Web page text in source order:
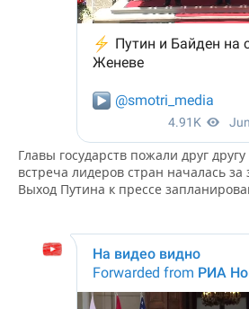
ЭНЕРГЕТИКА
ТЕЛЕКОММУНИКАЦИИ
ВЫЕЗДНАЯ РЕДАКЦИЯ
БИЗНЕС-БРАНЧИ
ONLINE-КОНФЕРЕНЦИИ
ОТКРЫТАЯ ЛЕКЦИЯ
НОВОСТИ СПОРТА
БАСКЕТБОЛ
ВОЛЕЙБОЛ
КИБЕРСПОРТ
ФИГУРНОЕ КАТАНИЕ
ОБЩЕСТВО
НОВОСТИ ОБЩЕСТВА
ИНФРАСТРУКТУРА
ИСТОРИЯ
КУЛЬТУРА
МЕДИЦИНА
ФОТОГАЛЕРЕЯ
СПРАВОЧНИК
СПИСОК ПЕРСОН
СПИСОК КОМПАНИЙ
ПОЛНАЯ ВЕРСИЯ
Главы государств пожали друг
встреча лидеров стран началась
Выход Путина к прессе